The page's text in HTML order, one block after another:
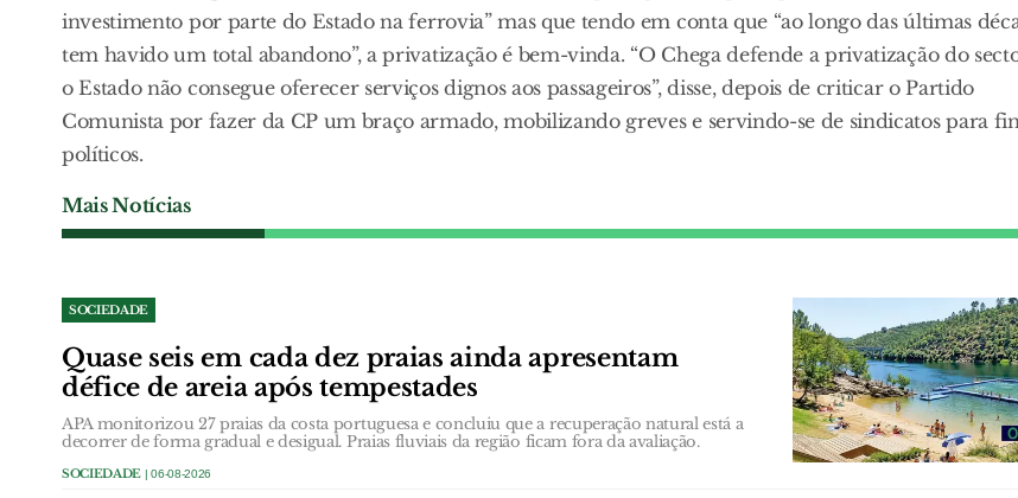
investimento por parte do Estado na ferrovia” mas que tendo em conta que “ao longo das últimas
tem havido um total abandono”, a privatização é bem-vinda. “O Chega defende a privatização do
o Estado não consegue oferecer serviços dignos aos passageiros”, disse, depois de criticar o Partido
Comunista por fazer da CP um braço armado, mobilizando greves e servindo-se de sindicatos para
políticos.
Mais Notícias
SOCIEDADE
Quase seis em cada dez praias ainda apresentam
défice de areia após tempestades
APA monitorizou 27 praias da costa portuguesa e concluiu que a recuperação natural está a
decorrer de forma gradual e desigual. Praias fluviais da região ficam fora da avaliação.
SOCIEDADE | 06-08-2026